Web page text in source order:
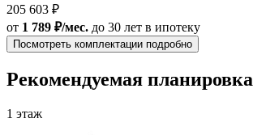
205 603 ₽
от 1 789 ₽/мес. до 30 лет в ипотеку
Посмотреть комплектации подробно
Рекомендуемая планировка
1 этаж